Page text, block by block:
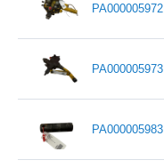
PA000005972
PA000005973
PA000005983